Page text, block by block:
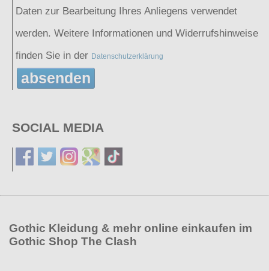
Daten zur Bearbeitung Ihres Anliegens verwendet
werden. Weitere Informationen und Widerrufshinweise
finden Sie in der Datenschutzerklärung
absenden
SOCIAL MEDIA
Gothic Kleidung & mehr online einkaufen im
Gothic Shop The Clash